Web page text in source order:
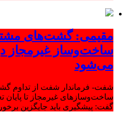
مقیمی: گشت‌های
ساخت‌وساز غیرمجاز
می‌شود
شفت- فرماندار شفت از تداوم
ساخت‌وسازهای غیرمجاز تا پایان
گفت: پیشگیری باید جایگزین